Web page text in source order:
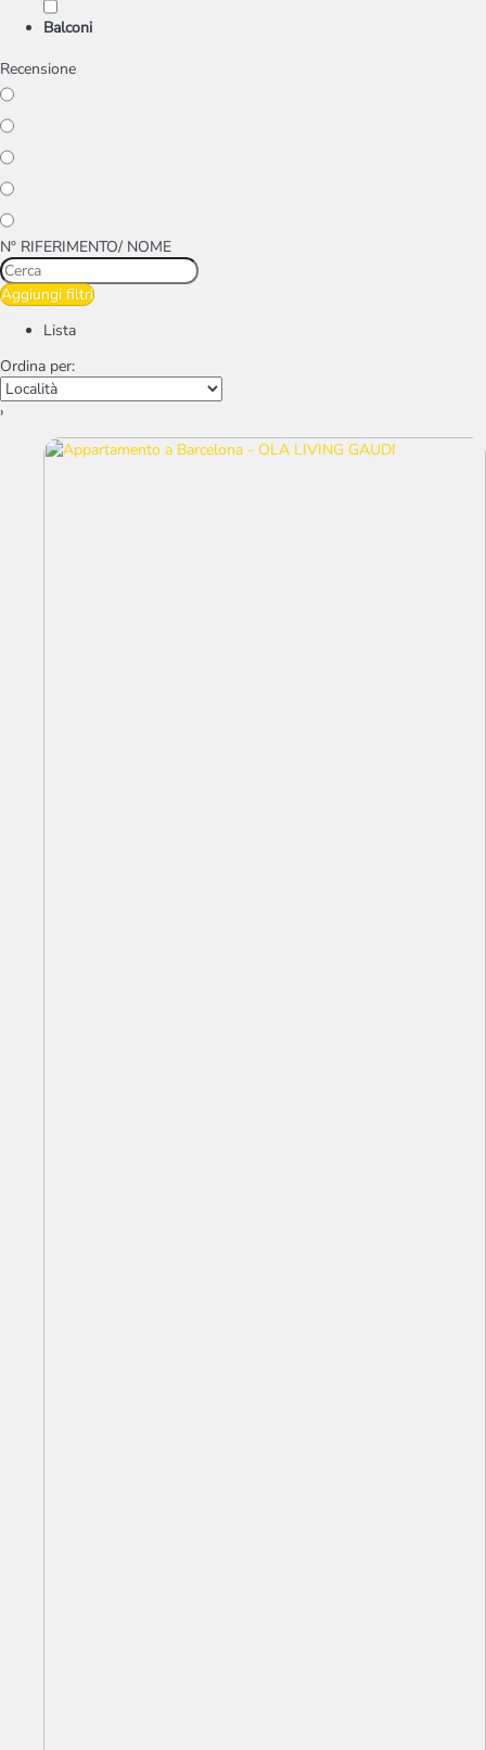
Balconi
Recensione
Nº RIFERIMENTO/ NOME
Aggiungi filtri
Lista
Ordina per:
›